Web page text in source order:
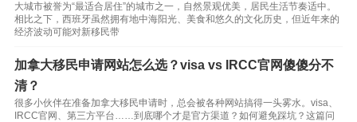
大城市被誉为“最适合居住”的城市之一，自然景观优美，居民生活节奏适中。
相比之下，西班牙虽然拥有地中海阳光、美食和悠久的文化历史，但近年来的
经济波动可能对新移民带
加拿大移民申请网站怎么选？visa vs IRCC官网傻傻分不
清？
很多小伙伴在准备加拿大移民申请时，总会被各种网站搞得一头雾水。visa、
IRCC官网、第三方平台……到底哪个才是官方渠道？如何避免踩坑？这篇问